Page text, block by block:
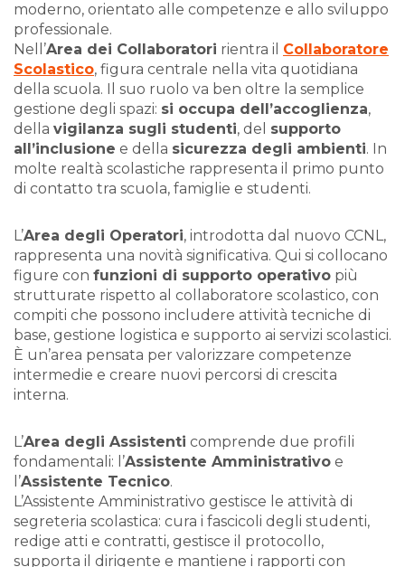
moderno, orientato alle competenze e allo sviluppo
professionale.
Nell’Area dei Collaboratori rientra il Collaboratore
Scolastico, figura centrale nella vita quotidiana
della scuola. Il suo ruolo va ben oltre la semplice
gestione degli spazi: si occupa dell’accoglienza,
della vigilanza sugli studenti, del supporto
all’inclusione e della sicurezza degli ambienti. In
molte realtà scolastiche rappresenta il primo punto
di contatto tra scuola, famiglie e studenti.
L’Area degli Operatori, introdotta dal nuovo CCNL,
rappresenta una novità significativa. Qui si collocano
figure con funzioni di supporto operativo più
strutturate rispetto al collaboratore scolastico, con
compiti che possono includere attività tecniche di
base, gestione logistica e supporto ai servizi scolastici.
È un’area pensata per valorizzare competenze
intermedie e creare nuovi percorsi di crescita
interna.
L’Area degli Assistenti comprende due profili
fondamentali: l’Assistente Amministrativo e
l’Assistente Tecnico.
L’Assistente Amministrativo gestisce le attività di
segreteria scolastica: cura i fascicoli degli studenti,
redige atti e contratti, gestisce il protocollo,
supporta il dirigente e mantiene i rapporti con